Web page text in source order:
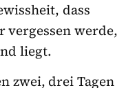
dass
vergessen werde,
liegt.
zwei, drei Tagen